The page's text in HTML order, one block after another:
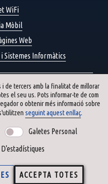
WiFi
Mòbil
Web
Sistemes Informàtics
pàgines
privacitat
galetes
de tercers amb la finalitat de millorar
el seu us. Pots informar-te de com
o obtenir més informació sobre
seguint aquest enllaç.
Galetes Personal
ACCEPTA TOTES